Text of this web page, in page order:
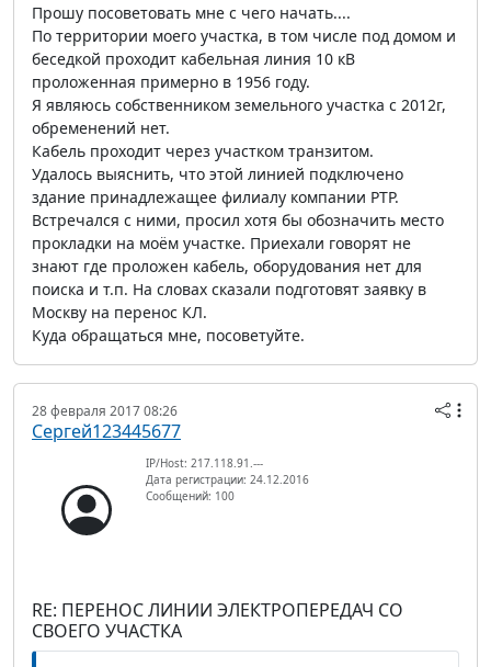
Прошу посоветовать мне с чего начать....
По территории моего участка, в том числе под домом и
беседкой проходит кабельная линия 10 кВ
проложенная примерно в 1956 году.
Я являюсь собственником земельного участка с 2012г,
обременений нет.
Кабель проходит через участком транзитом.
Удалось выяснить, что этой линией подключено
здание принадлежащее филиалу компании РТР.
Встречался с ними, просил хотя бы обозначить место
прокладки на моём участке. Приехали говорят не
знают где проложен кабель, оборудования нет для
поиска и т.п. На словах сказали подготовят заявку в
Москву на перенос КЛ.
Куда обращаться мне, посоветуйте.
28 февраля 2017 08:26
Сергей123445677
IP/Host: 217.118.91.---
Дата регистрации: 24.12.2016
Сообщений: 100
RE: ПЕРЕНОС ЛИНИИ ЭЛЕКТРОПЕРЕДАЧ СО
СВОЕГО УЧАСТКА